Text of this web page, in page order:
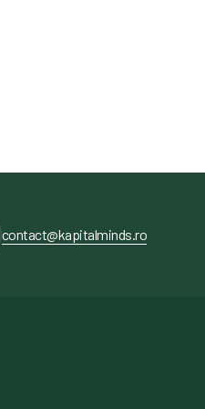
contact@kapitalminds.ro